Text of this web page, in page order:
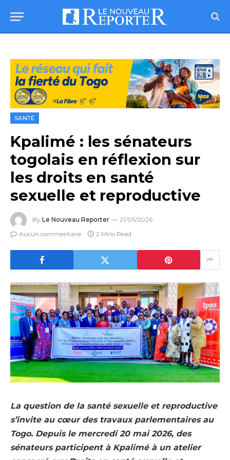
SANTÉ
Kpalimé : les sénateurs
togolais en réflexion sur
les droits en santé
sexuelle et reproductive
By Le Nouveau Reporter
21/05/2026
Aucun commentaire
2 Mins Read
La question de la santé sexuelle et reproductive
s’invite au cœur des travaux parlementaires au
Togo. Depuis le mercredi 20 mai 2026, des
sénateurs participent à Kpalimé à un atelier